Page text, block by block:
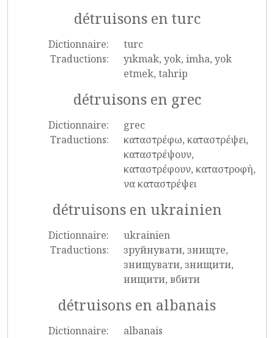
détruisons en turc
Dictionnaire:
turc
Traductions:
yıkmak, yok, imha, yok
etmek, tahrip
détruisons en grec
Dictionnaire:
grec
Traductions:
καταστρέφω, καταστρέψει,
καταστρέψουν,
καταστρέφουν, καταστροφή,
να καταστρέψει
détruisons en ukrainien
Dictionnaire:
ukrainien
Traductions:
зруйнувати, знищте,
знищувати, знищити,
нищити, вбити
détruisons en albanais
Dictionnaire: albanais